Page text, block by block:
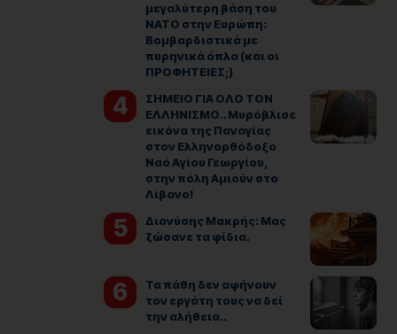
μεγαλύτερη βάση του
ΝΑΤΟ στην Ευρώπη:
Βομβαρδιστικά με
πυρηνικά όπλα (και οι
ΠΡΟΦΗΤΕΙΕΣ;)
ΣΗΜΕΙΟ ΓΙΑ ΟΛΟ ΤΟΝ
ΕΛΛΗΝΙΣΜΟ.. Μυρόβλισε
εικόνα της Παναγίας
στον Ελληνορθόδοξο
Ναό Αγίου Γεωργίου,
στην πόλη Αμιούν στο
Λίβανο!
Διονύσης Μακρής: Μας
ζώσανε τα φίδια.
Τα πάθη δεν αφήνουν
τον εργάτη τους να δεί
την αλήθεια..